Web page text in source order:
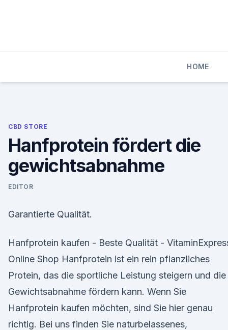
HOME
CBD STORE
Hanfprotein fördert die
gewichtsabnahme
EDITOR
Garantierte Qualität.
Hanfprotein kaufen - Beste Qualität -
Online Shop Hanfprotein ist ein rein pflanzliches
Protein, das die sportliche Leistung steigern und die
Gewichtsabnahme fördern kann. Wenn Sie
Hanfprotein kaufen möchten, sind Sie hier genau
richtig. Bei uns finden Sie naturbelassenes,